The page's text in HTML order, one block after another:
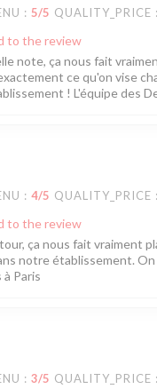
: 5/5 QUALITY_PRICE
to the review
note, ça nous fait
ce qu'on vise
! L'équipe des
: 4/5 QUALITY_PRICE
to the review
ça nous fait vraiment
notre établissement.
Paris
: 3/5 QUALITY_PRICE